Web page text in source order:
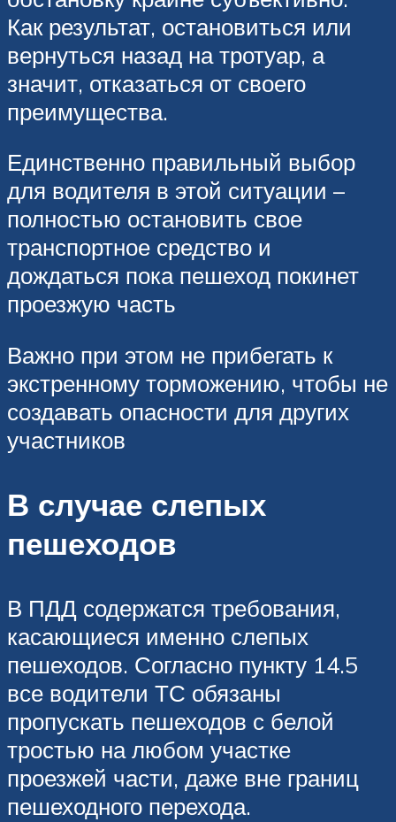
Как результат, остановиться или
вернуться назад на тротуар, а
значит, отказаться от своего
преимущества.
Единственно правильный выбор
для водителя в этой ситуации –
полностью остановить свое
транспортное средство и
дождаться пока пешеход покинет
проезжую часть
Важно при этом не прибегать к
экстренному торможению, чтобы не
создавать опасности для других
участников
В случае слепых
пешеходов
В ПДД содержатся требования,
касающиеся именно слепых
пешеходов. Согласно пункту 14.5
все водители ТС обязаны
пропускать пешеходов с белой
тростью на любом участке
проезжей части, даже вне границ
пешеходного перехода.